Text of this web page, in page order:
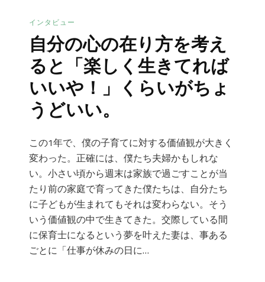
インタビュー
自分の心の在り方を考え
ると「楽しく生きてれば
いいや！」くらいがちょ
うどいい。
この1年で、僕の子育てに対する価値観が大きく
変わった。正確には、僕たち夫婦かもしれな
い。小さい頃から週末は家族で過ごすことが当
たり前の家庭で育ってきた僕たちは、自分たち
に子どもが生まれてもそれは変わらない。そう
いう価値観の中で生きてきた。交際している間
に保育士になるという夢を叶えた妻は、事ある
ごとに「仕事が休みの日に…